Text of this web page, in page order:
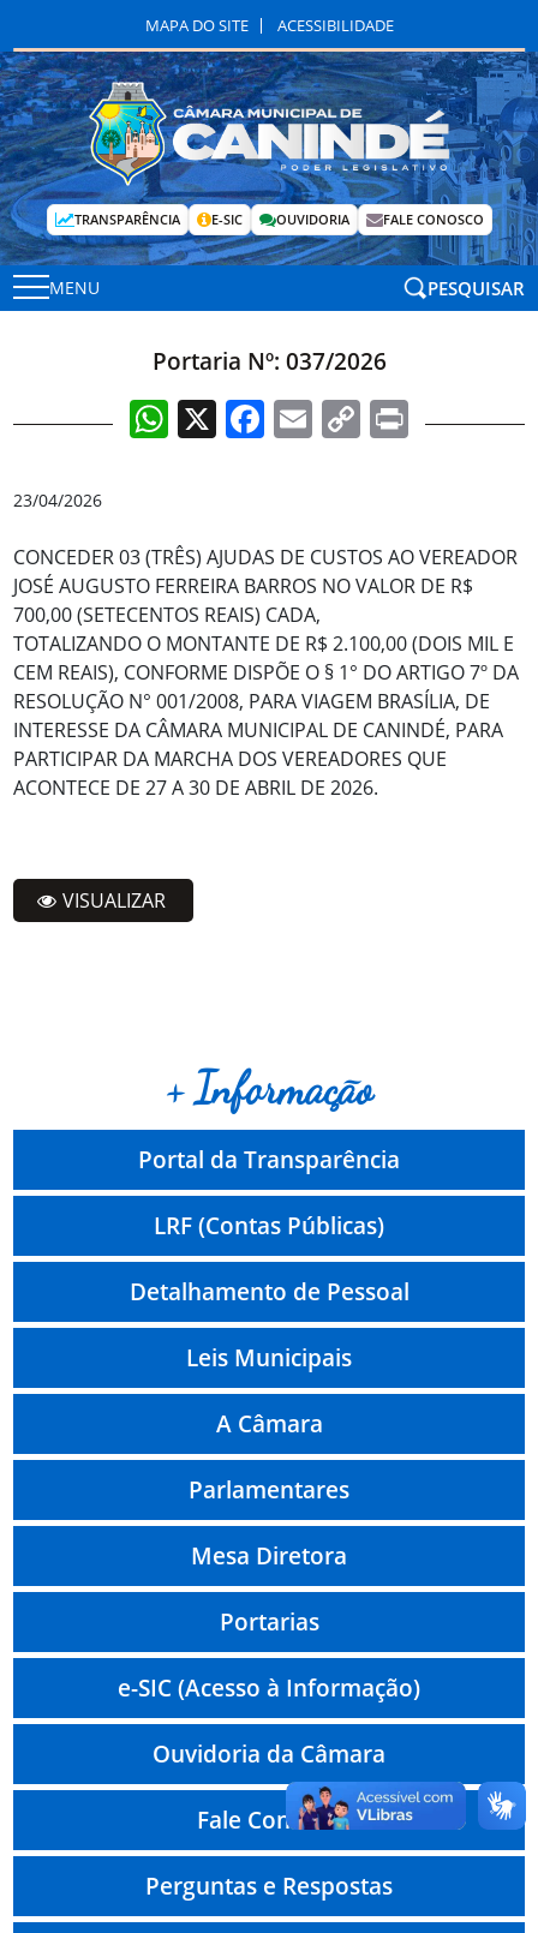
MAPA DO SITE ACESSIBILIDADE
TRANSPARÊNCIA E-SIC OUVIDORIA FALE CONOSCO
MENU PESQUISAR
Portaria Nº: 037/2026
WhatsApp
X Facebook
EmailCopyPrint
23/04/2026
CONCEDER 03 (TRÊS) AJUDAS DE CUSTOS AO VEREADOR
JOSÉ AUGUSTO FERREIRA BARROS NO VALOR DE R$
700,00 (SETECENTOS REAIS) CADA,
TOTALIZANDO O MONTANTE DE R$ 2.100,00 (DOIS MIL E
CEM REAIS), CONFORME DISPÕE O § 1° DO ARTIGO 7º DA
RESOLUÇÃO N° 001/2008, PARA VIAGEM BRASÍLIA, DE
INTERESSE DA CÂMARA MUNICIPAL DE CANINDÉ, PARA
PARTICIPAR DA MARCHA DOS VEREADORES QUE
ACONTECE DE 27 A 30 DE ABRIL DE 2026.
VISUALIZAR
+ Informação
Portal da Transparência
LRF (Contas Públicas)
Detalhamento de Pessoal
Leis Municipais
A Câmara
Parlamentares
Mesa Diretora
Portarias
e-SIC (Acesso à Informação)
Ouvidoria da Câmara
Fale Conosco
Perguntas e Respostas